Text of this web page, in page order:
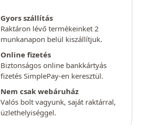
Gyors szállítás
Raktáron lévő termékeinket 2
munkanapon belül kiszállítjuk.
Online fizetés
Biztonságos online bankkártyás
fizetés SimplePay-en keresztül.
Nem csak webáruház
Valós bolt vagyunk, saját raktárral,
üzlethelyiséggel.